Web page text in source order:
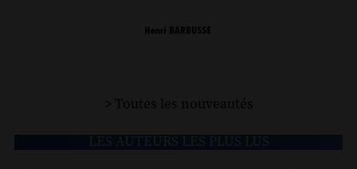
> Toutes les nouveautés